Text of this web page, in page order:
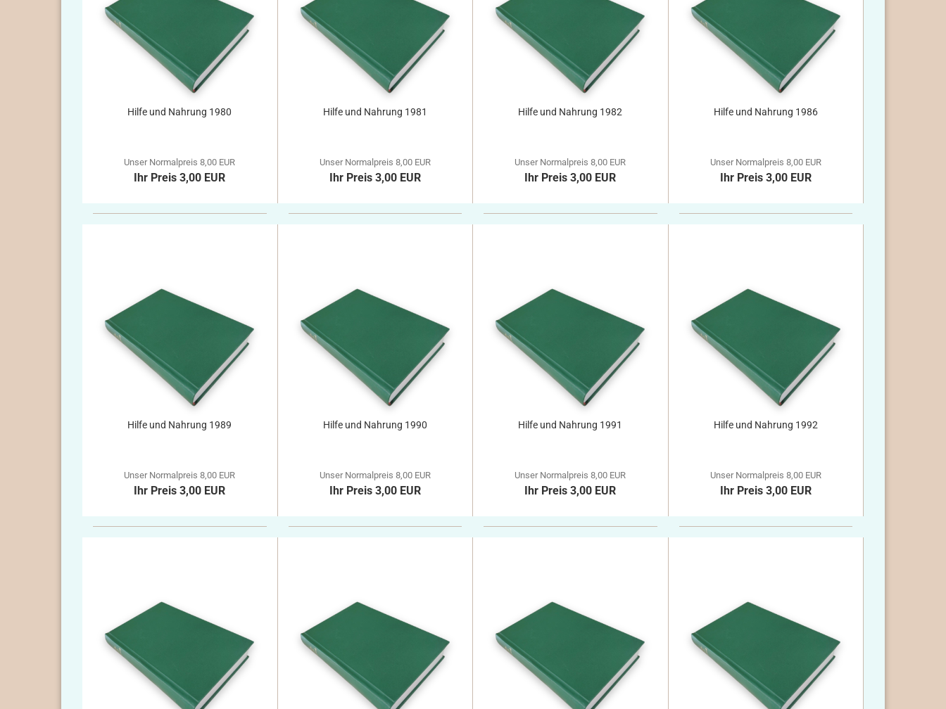
Hilfe und Nahrung 1980
Unser Normalpreis 8,00 EUR
Ihr Preis 3,00 EUR
Hilfe und Nahrung 1981
Unser Normalpreis 8,00 EUR
Ihr Preis 3,00 EUR
Hilfe und Nahrung 1982
Unser Normalpreis 8,00 EUR
Ihr Preis 3,00 EUR
Hilfe und Nahrung 1986
Unser Normalpreis 8,00 EUR
Ihr Preis 3,00 EUR
Hilfe und Nahrung 1989
Unser Normalpreis 8,00 EUR
Ihr Preis 3,00 EUR
Hilfe und Nahrung 1990
Unser Normalpreis 8,00 EUR
Ihr Preis 3,00 EUR
Hilfe und Nahrung 1991
Unser Normalpreis 8,00 EUR
Ihr Preis 3,00 EUR
Hilfe und Nahrung 1992
Unser Normalpreis 8,00 EUR
Ihr Preis 3,00 EUR